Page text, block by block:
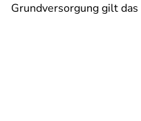
Grundversorgung gilt das